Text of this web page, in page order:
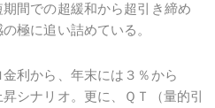
間での超緩和から超引き締め
極に追い詰めている。
利から、年末には３％から
シナリオ。更に、ＱＴ（量的引